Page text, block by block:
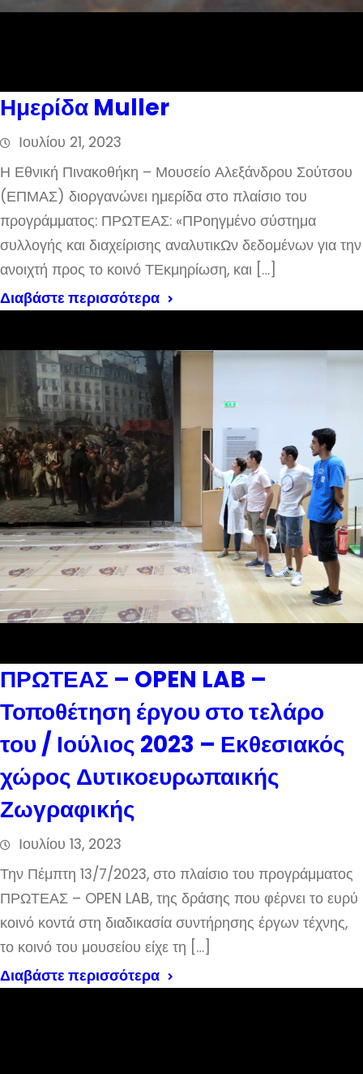
Ημερίδα Muller
Ιουλίου 21, 2023
Η Εθνική Πινακοθήκη – Μουσείο Αλεξάνδρου Σούτσου
(ΕΠΜΑΣ) διοργανώνει ημερίδα στο πλαίσιο του
προγράμματος: ΠΡΩΤΕΑΣ: «ΠΡοηγμένο σύστημα
συλλογής και διαχείρισης αναλυτικΩν δεδομένων για την
ανοιχτή προς το κοινό ΤΕκμηρίωση, και […]
Διαβάστε περισσότερα
ΠΡΩΤΕΑΣ – OPEN LAB –
Τοποθέτηση έργου στο τελάρο
του / Ιούλιος 2023 – Εκθεσιακός
χώρος Δυτικοευρωπαικής
Ζωγραφικής
Ιουλίου 13, 2023
Την Πέμπτη 13/7/2023, στο πλαίσιο του προγράμματος
ΠΡΩΤΕΑΣ – OPEN LAB, της δράσης που φέρνει το ευρύ
κοινό κοντά στη διαδικασία συντήρησης έργων τέχνης,
το κοινό του μουσείου είχε τη […]
Διαβάστε περισσότερα